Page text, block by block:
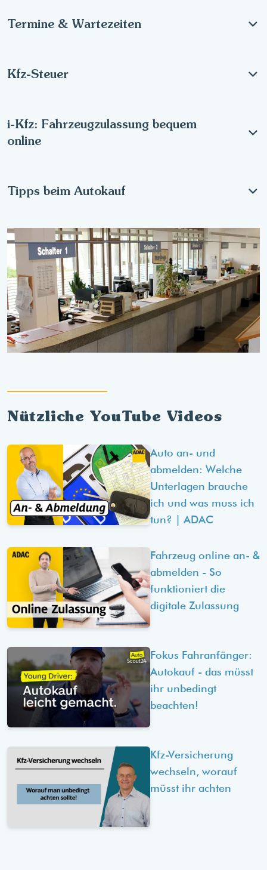
Termine & Wartezeiten
Kfz-Steuer
i-Kfz: Fahrzeugzulassung bequem
online
Tipps beim Autokauf
Nützliche YouTube Videos
Auto an- und
abmelden: Welche
Unterlagen brauche
ich und was muss ich
tun? | ADAC
Fahrzeug online an- &
abmelden - So
funktioniert die
digitale Zulassung
Fokus Fahranfänger:
Autokauf - das müsst
ihr unbedingt
beachten!
Kfz-Versicherung
wechseln, worauf
müsst ihr achten